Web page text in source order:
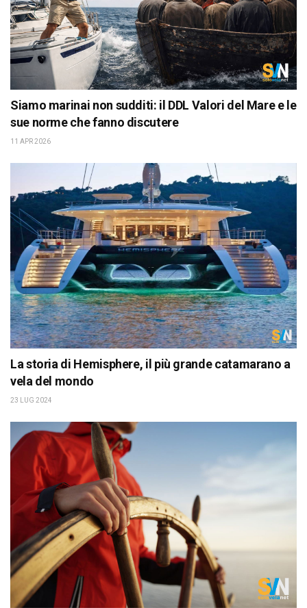
Siamo marinai non sudditi: il DDL Valori del Mare e le
sue norme che fanno discutere
11 APR 2026
La storia di Hemisphere, il più grande catamarano a
vela del mondo
23 LUG 2024